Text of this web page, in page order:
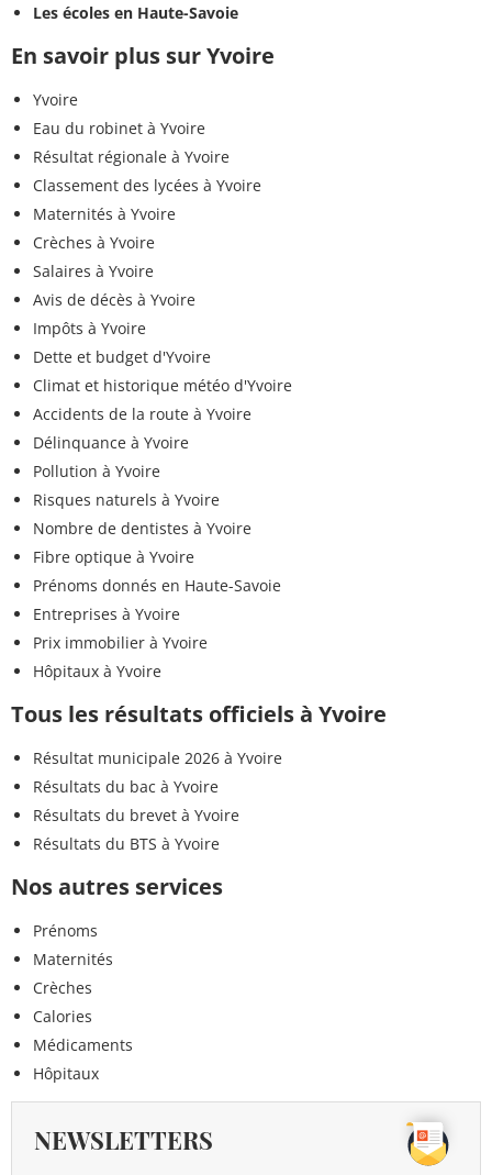
Les écoles en Haute-Savoie
En savoir plus sur Yvoire
Yvoire
Eau du robinet à Yvoire
Résultat régionale à Yvoire
Classement des lycées à Yvoire
Maternités à Yvoire
Crèches à Yvoire
Salaires à Yvoire
Avis de décès à Yvoire
Impôts à Yvoire
Dette et budget d'Yvoire
Climat et historique météo d'Yvoire
Accidents de la route à Yvoire
Délinquance à Yvoire
Pollution à Yvoire
Risques naturels à Yvoire
Nombre de dentistes à Yvoire
Fibre optique à Yvoire
Prénoms donnés en Haute-Savoie
Entreprises à Yvoire
Prix immobilier à Yvoire
Hôpitaux à Yvoire
Tous les résultats officiels à Yvoire
Résultat municipale 2026 à Yvoire
Résultats du bac à Yvoire
Résultats du brevet à Yvoire
Résultats du BTS à Yvoire
Nos autres services
Prénoms
Maternités
Crèches
Calories
Médicaments
Hôpitaux
NEWSLETTERS